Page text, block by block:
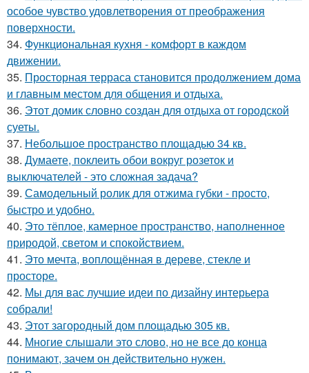
особое чувство удовлетворения от преображения
поверхности.
34. Функциональная кухня - комфорт в каждом
движении.
35. Просторная терраса становится продолжением дома
и главным местом для общения и отдыха.
36. Этот домик словно создан для отдыха от городской
суеты.
37. Небольшое пространство площадью 34 кв.
38. Думаете, поклеить обои вокруг розеток и
выключателей - это сложная задача?
39. Самодельный ролик для отжима губки - просто,
быстро и удобно.
40. Это тёплое, камерное пространство, наполненное
природой, светом и спокойствием.
41. Это мечта, воплощённая в дереве, стекле и
просторе.
42. Мы для вас лучшие идеи по дизайну интерьера
собрали!
43. Этот загородный дом площадью 305 кв.
44. Многие слышали это слово, но не все до конца
понимают, зачем он действительно нужен.